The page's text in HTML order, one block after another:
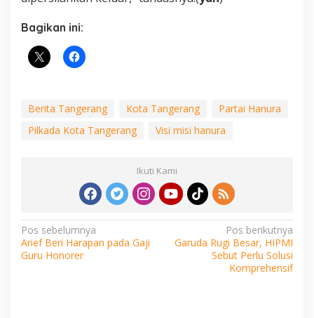
Bagikan ini:
Berita Tangerang Kota Tangerang
Partai Hanura
Pilkada Kota Tangerang
Visi misi hanura
Ikuti Kami
Navigasi
pos
Pos sebelumnya
Arief Beri Harapan pada Gaji
Guru Honorer
Pos berikutnya
Garuda Rugi Besar, HIPMI
Sebut Perlu Solusi
Komprehensif